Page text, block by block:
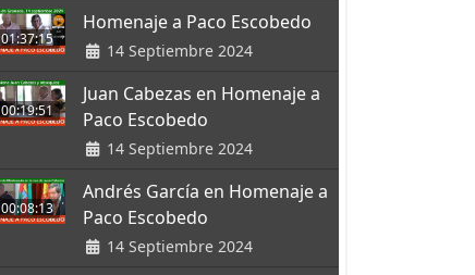
01:37:15
Homenaje a Paco Escobedo
14 Septiembre 2024
00:19:51
Juan Cabezas en Homenaje a
Paco Escobedo
14 Septiembre 2024
00:08:13
Andrés García en Homenaje a
Paco Escobedo
14 Septiembre 2024